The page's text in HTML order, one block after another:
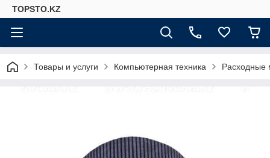
TOPSTO.KZ
Товары и услуги Компьютерная техника Расходные